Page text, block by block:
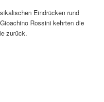
Eindrücken rund
Rossini kehrten die
zurück.